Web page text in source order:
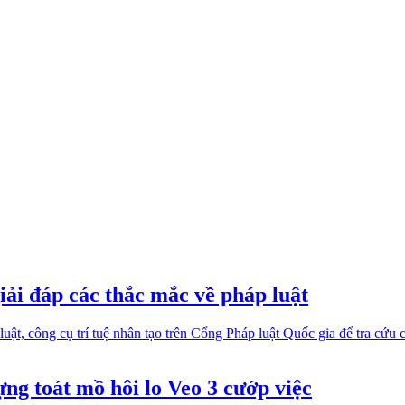
đáp các thắc mắc về pháp luật
công cụ trí tuệ nhân tạo trên Cổng Pháp luật Quốc gia để tra
toát mồ hôi lo Veo 3 cướp việc